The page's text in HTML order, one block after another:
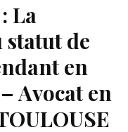
La
de
en
Avocat en